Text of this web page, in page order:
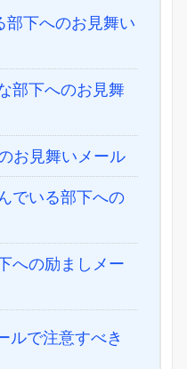
部下へのお見舞い
部下へのお見舞
お見舞いメール
でいる部下への
への励ましメー
ルで注意すべき